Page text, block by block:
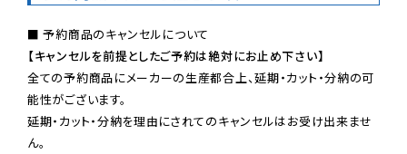
【キャンセルを前提としたご予約は絶対にお止め下さい】
全ての予約商品にメーカーの生産都合上、延期・カット・分納の可
能性がございます。
延期・カット・分納を理由にされてのキャンセルはお受け出来ませ
ん。